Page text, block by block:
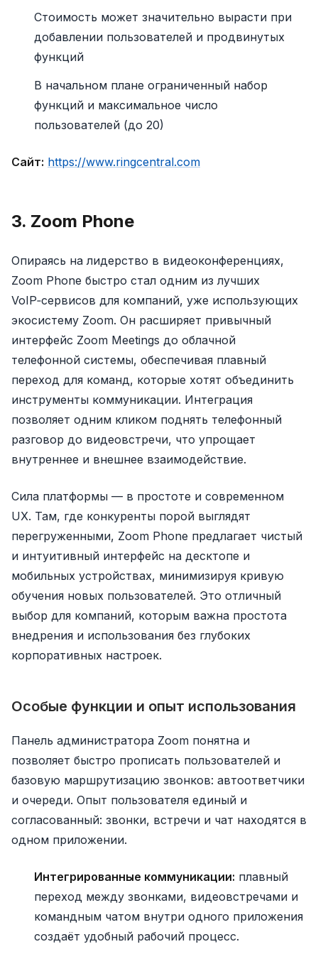
Стоимость может значительно вырасти при
добавлении пользователей и продвинутых
функций
В начальном плане ограниченный набор
функций и максимальное число
пользователей (до 20)
Сайт: https://www.ringcentral.com
3. Zoom Phone
Опираясь на лидерство в видеоконференциях,
Zoom Phone быстро стал одним из лучших
VoIP‑сервисов для компаний, уже использующих
экосистему Zoom. Он расширяет привычный
интерфейс Zoom Meetings до облачной
телефонной системы, обеспечивая плавный
переход для команд, которые хотят объединить
инструменты коммуникации. Интеграция
позволяет одним кликом поднять телефонный
разговор до видеовстречи, что упрощает
внутреннее и внешнее взаимодействие.
Сила платформы — в простоте и современном
UX. Там, где конкуренты порой выглядят
перегруженными, Zoom Phone предлагает чистый
и интуитивный интерфейс на десктопе и
мобильных устройствах, минимизируя кривую
обучения новых пользователей. Это отличный
выбор для компаний, которым важна простота
внедрения и использования без глубоких
корпоративных настроек.
Особые функции и опыт использования
Панель администратора Zoom понятна и
позволяет быстро прописать пользователей и
базовую маршрутизацию звонков: автоответчики
и очереди. Опыт пользователя единый и
согласованный: звонки, встречи и чат находятся в
одном приложении.
Интегрированные коммуникации: плавный
переход между звонками, видеовстречами и
командным чатом внутри одного приложения
создаёт удобный рабочий процесс.